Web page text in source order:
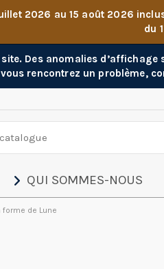
2026 au 15 août 2026
du
Des anomalies
vous rencontrez un problème,
QUI SOMMES-NOUS
de Lune